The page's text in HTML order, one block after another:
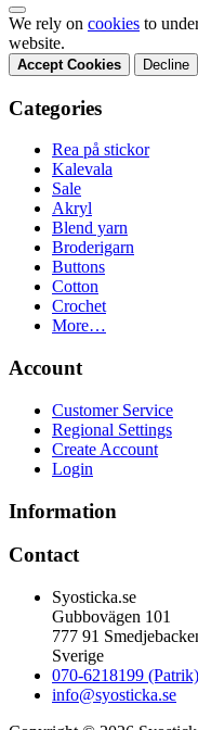
We rely on cookies to
website.
Accept Cookies Decline
Categories
Rea på stickor
Kalevala
Sale
Akryl
Blend yarn
Broderigarn
Buttons
Cotton
Crochet
More…
Account
Customer Service
Regional Settings
Create Account
Login
Information
Contact
Syosticka.se
Gubbovägen 101
777 91
Sverige
070-6218199 (Patrik)
info@syosticka.se